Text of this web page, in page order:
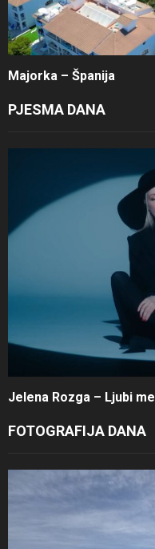
Majorka – Španija
PJESMA DANA
Jelena Rozga – Ljubi me
FOTOGRAFIJA DANA